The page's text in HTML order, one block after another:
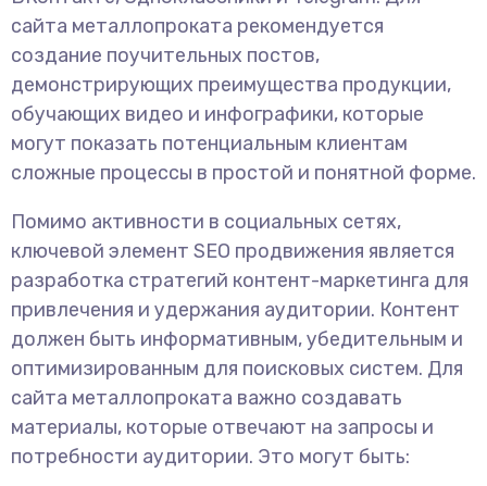
сайта металлопроката рекомендуется
создание поучительных постов,
демонстрирующих преимущества продукции,
обучающих видео и инфографики, которые
могут показать потенциальным клиентам
сложные процессы в простой и понятной форме.
Помимо активности в социальных сетях,
ключевой элемент SEO продвижения является
разработка стратегий контент-маркетинга для
привлечения и удержания аудитории. Контент
должен быть информативным, убедительным и
оптимизированным для поисковых систем. Для
сайта металлопроката важно создавать
материалы, которые отвечают на запросы и
потребности аудитории. Это могут быть: